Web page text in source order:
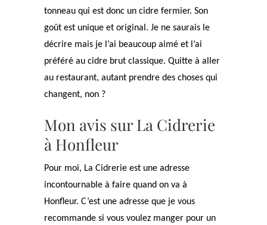
tonneau qui est donc un cidre fermier. Son
goût est unique et original. Je ne saurais le
décrire mais je l’ai beaucoup aimé et l’ai
préféré au cidre brut classique. Quitte à aller
au restaurant, autant prendre des choses qui
changent, non ?
Mon avis sur La Cidrerie
à Honfleur
Pour moi, La Cidrerie est une adresse
incontournable à faire quand on va à
Honfleur. C’est une adresse que je vous
recommande si vous voulez manger pour un